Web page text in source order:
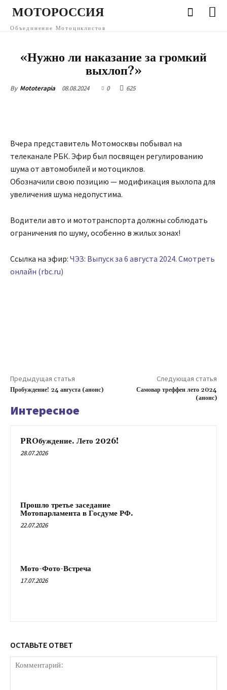
МОТОРОССИЯ
Объединение Мотоциклистов
«Нужно ли наказание за громкий
выхлоп?»
By Mototerapia 08.08.2024 0 625
Вчера представитель Мотомосквы побывал на
телеканале РБК. Эфир был посвящен регулированию
шума от автомобилей и мотоциклов.
Обозначили свою позицию — модификация выхлопа для
увеличения шума недопустима.
Водители авто и мототранспорта должны соблюдать
ограничения по шуму, особенно в жилых зонах!
Ссылка на эфир: ЧЭЗ: Выпуск за 6 августа 2024. Смотреть
онлайн (rbc.ru)
Предыдущая статья
Пробуждение! 24 августа (анонс)
Следующая статья
Самовар треффен лето 2024
(анонс)
Интересное
PROбуждение. Лето 2026!
28.07.2026
Прошло третье заседание
Мотопарламента в Госдуме РФ.
22.07.2026
Мото-Фото-Встреча
17.07.2026
ОСТАВЬТЕ ОТВЕТ